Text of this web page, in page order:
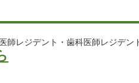
師レジデント・歯科医師レジデン